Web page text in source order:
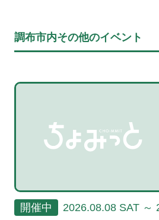
調布市内その他のイベント
開催中
2026.08.08 SAT ～